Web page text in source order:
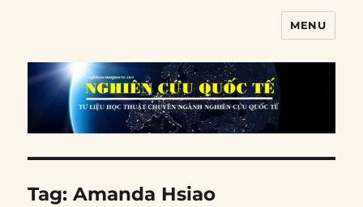
MENU
Tag:Amanda Hsiao